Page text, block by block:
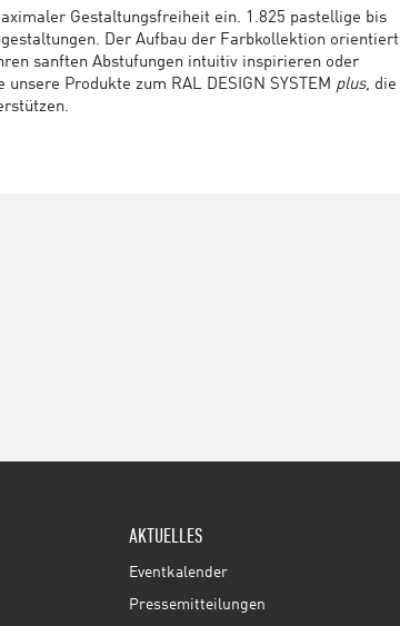
Gestaltungsfreiheit ein. 1.825 pastellige bis
Der Aufbau der Farbkollektion orientiert
sanften Abstufungen intuitiv inspirieren oder
Produkte zum RAL DESIGN SYSTEM plus, die
AKTUELLES
Eventkalender
Pressemitteilungen